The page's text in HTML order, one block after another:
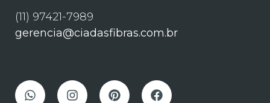
(11) 97421-7989
gerencia@ciadasfibras.com.br